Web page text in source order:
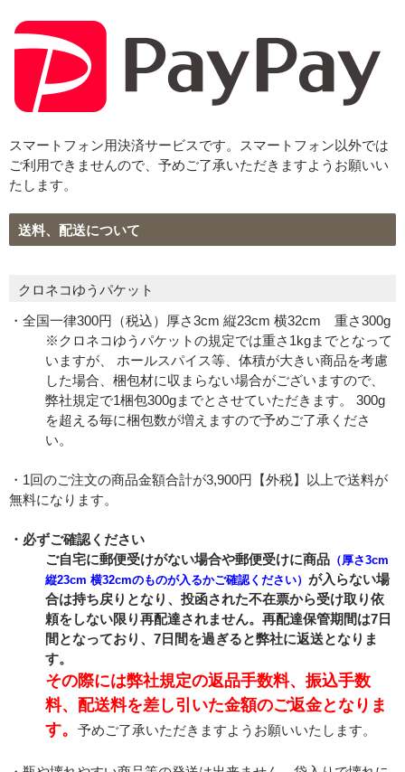
スマートフォン用決済サービスです。スマートフォン以外では
ご利用できませんので、予めご了承いただきますようお願いい
たします。
送料、配送について
クロネコゆうパケット
・全国一律300円（税込）厚さ3cm 縦23cm 横32cm 重さ300g
※クロネコゆうパケットの規定では重さ1kgまでとなって
いますが、 ホールスパイス等、体積が大きい商品を考慮
した場合、梱包材に収まらない場合がございますので、
弊社規定で1梱包300gまでとさせていただきます。 300g
を超える毎に梱包数が増えますので予めご了承くださ
い。
・1回のご注文の商品金額合計が3,900円【外税】以上で送料が
無料になります。
・必ずご確認ください
ご自宅に郵便受けがない場合や郵便受けに商品 （厚さ3cm
縦23cm 横32cmのものが入るかご確認ください） が入らない場
合は持ち戻りとなり、投函された不在票から受け取り依
頼をしない限り再配達されません。再配達保管期間は7日
間となっており、7日間を過ぎると弊社に返送となりま
す。
その際には弊社規定の返品手数料、振込手数
料、配送料を差し引いた金額のご返金となりま
す。 予めご了承いただきますようお願いいたします。